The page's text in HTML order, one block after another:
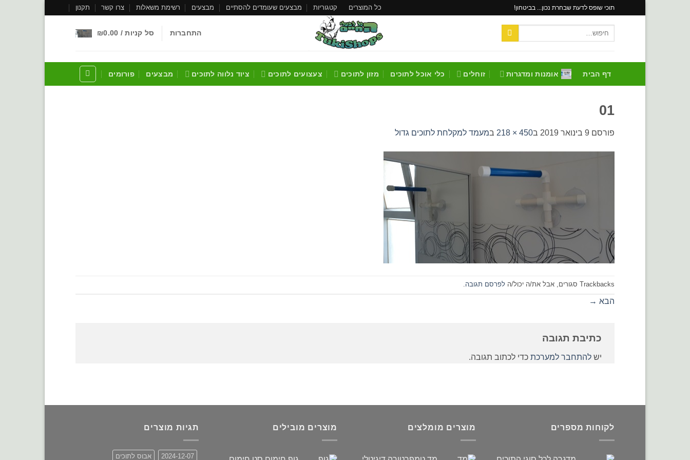
תוכי שופס לדעת שבחרת נכון... בביטחון! כל המוצרים קטגוריות מבצעים שעומדים להסתיים מבצעים רשימת משאלות צרו קשר תקנון
התחברות סל קניות / ₪0.00
דף הבית אומנות ומדגרות זוחלים כלי אוכל לתוכים מזון לתוכים צעצועים לתוכים ציוד נלווה לתוכים מבצעים פורומים
01
פורסם 9 בינואר 2019 ב450 × 218 במעמד למקלחת לתוכים גדול
Trackbacks סגורים, אבל את/ה יכול/ה לפרסם תגובה
הבא →
כתיבת תגובה
יש להתחבר למערכת כדי לכתוב תגובה.
לקוחות מספרים מוצרים מומלצים מוצרים מובילים תגיות מוצרים
2024-12-07 אבוס לתוכים